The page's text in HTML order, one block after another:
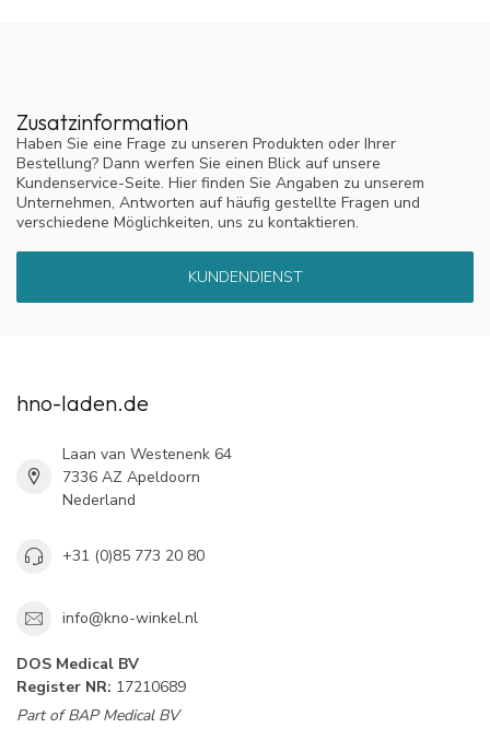
Zusatzinformation
Haben Sie eine Frage zu unseren Produkten oder Ihrer
Bestellung? Dann werfen Sie einen Blick auf unsere
Kundenservice-Seite. Hier finden Sie Angaben zu unserem
Unternehmen, Antworten auf häufig gestellte Fragen und
verschiedene Möglichkeiten, uns zu kontaktieren.
KUNDENDIENST
hno-laden.de
Laan van Westenenk 64
7336 AZ Apeldoorn
Nederland
+31 (0)85 773 20 80
info@kno-winkel.nl
DOS Medical BV
Register NR: 17210689
Part of BAP Medical BV